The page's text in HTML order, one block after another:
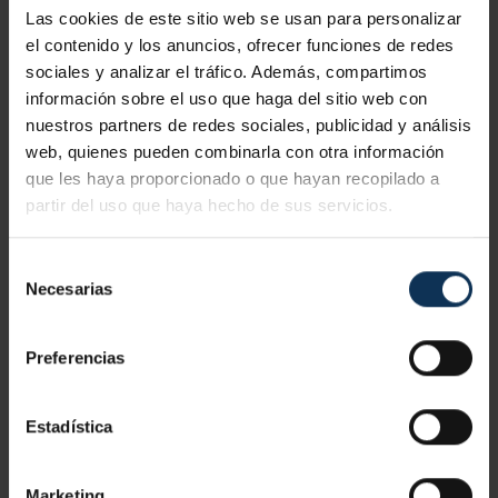
Las cookies de este sitio web se usan para personalizar
el contenido y los anuncios, ofrecer funciones de redes
sociales y analizar el tráfico. Además, compartimos
información sobre el uso que haga del sitio web con
nuestros partners de redes sociales, publicidad y análisis
web, quienes pueden combinarla con otra información
que les haya proporcionado o que hayan recopilado a
partir del uso que haya hecho de sus servicios.
Necesarias
Preferencias
Estadística
PARA OBTENER LA TPC, EL CURSO DEBE SER
No lo decimos nosotros, está reflejado en el
Convenio